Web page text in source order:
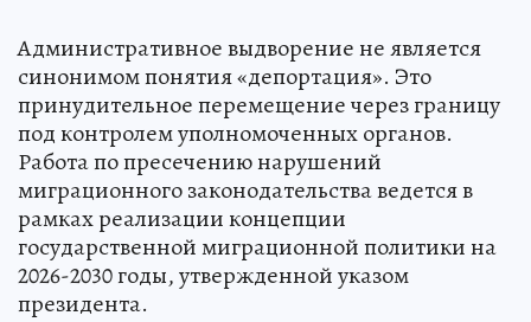
Административное выдворение не является
синонимом понятия «депортация». Это
принудительное перемещение через границу
под контролем уполномоченных органов.
Работа по пресечению нарушений
миграционного законодательства ведется в
рамках реализации концепции
государственной миграционной политики на
2026-2030 годы, утвержденной указом
президента.